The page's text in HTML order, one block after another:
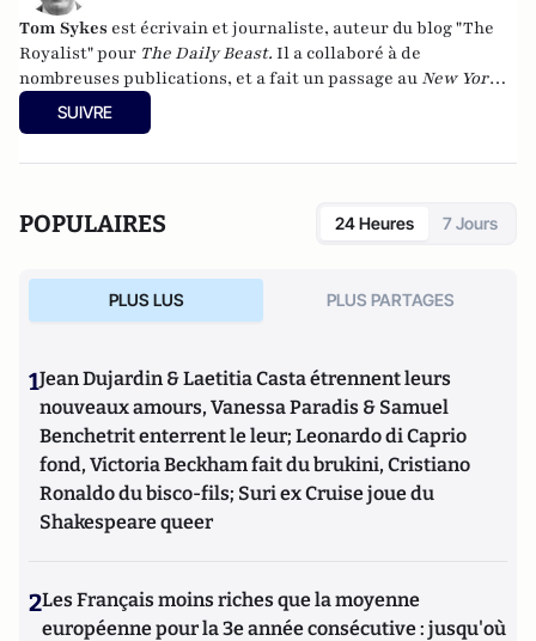
Tom Sykes est écrivain et journaliste, auteur du blog"The
Royalist"pour The Daily Beast. Il a collaboré à de
nombreuses publications, et a fait un passage au New York
Postcomme reporter nighlife et éditorialiste people.
écrit plusieurs livres, et a récemment aidé John Taylor de
SUIVRE
POPULAIRES 24 Heures 7 Jours
PLUS LUS PLUS PARTAGES
1Jean Dujardin & Laetitia Casta étrennent leurs
nouveaux amours, Vanessa Paradis & Samuel
Benchetrit enterrent le leur; Leonardo di Caprio
fond, Victoria Beckham fait du brukini, Cristiano
Ronaldo du bisco-fils; Suri ex Cruise joue du
Shakespeare queer
2Les Français moins riches que la moyenne
européenne pour la 3e année consécutive : jusqu'où